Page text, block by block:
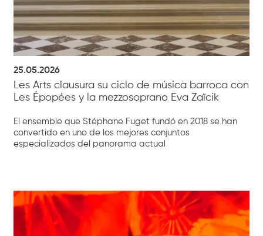
25.05.2026
Les Arts clausura su ciclo de música barroca con
Les Épopées y la mezzosoprano Eva Zaïcik
El ensemble que Stéphane Fuget fundó en 2018 se han
convertido en uno de los mejores conjuntos
especializados del panorama actual